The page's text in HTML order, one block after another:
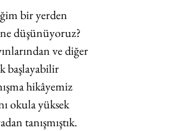
bir yerden
düşünüyoruz?
ve diğer
başlayabilir
hikâyemiz
okula yüksek
tanışmıştık.